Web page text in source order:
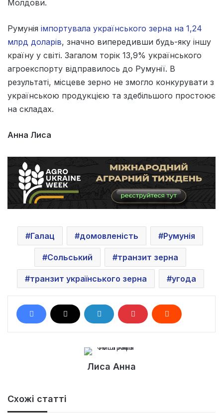
Молдови.
Румунія імпортувала українського зерна на 1,24
млрд доларів, значно випередивши будь-яку іншу
країну у світі. Загалом торік 13,9% українського
агроекспорту відправилось до Румунії. В
результаті, місцеве зерно не змогло конкурувати з
українською продукцією та здебільшого простоює
на складах.
Анна Лиса
Галац домовленість Румунія
Сольський транзит зерна
транзит українського зерна угода
Лиса Анна
Схожі статті